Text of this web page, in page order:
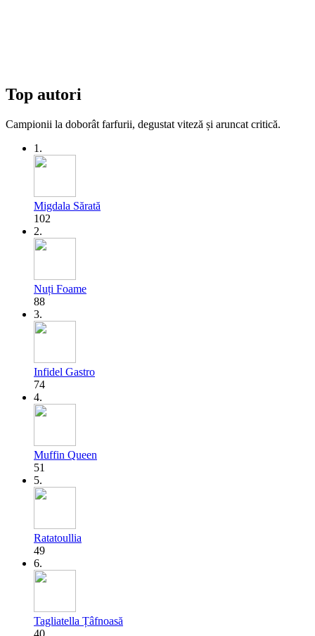
Top autori
Campionii la doborât farfurii, degustat viteză și aruncat critică.
1.
Migdala Sărată
102
2.
Nuți Foame
88
3.
Infidel Gastro
74
4.
Muffin Queen
51
5.
Ratatoullia
49
6.
Tagliatella Țâfnoasă
40